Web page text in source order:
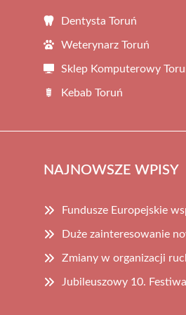
Dentysta Toruń
Weterynarz Toruń
Sklep Komputerowy
Kebab Toruń
NAJNOWSZE WPISY
Fundusze Europejskie
Duże zainteresowanie
Zmiany w organizacji
Jubileuszowy 10.